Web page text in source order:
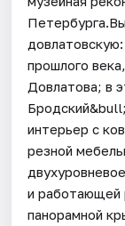
прошлого
Довлатова; в
интерьер с
резной
и работающей
панорамной